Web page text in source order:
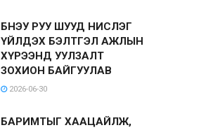
БНЭУ РУУ ШУУД НИСЛЭГ
ҮЙЛДЭХ БЭЛТГЭЛ АЖЛЫН
ХҮРЭЭНД УУЛЗАЛТ
ЗОХИОН БАЙГУУЛАВ
2026-06-30
БАРИМТЫГ ХААЦАЙЛЖ,